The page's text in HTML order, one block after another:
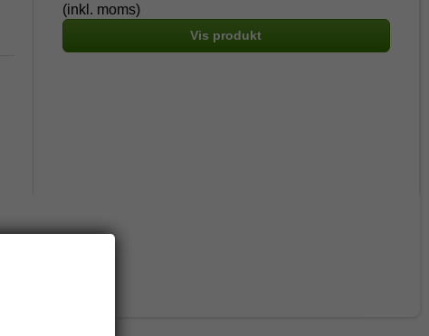
(inkl. moms)
Vis produkt